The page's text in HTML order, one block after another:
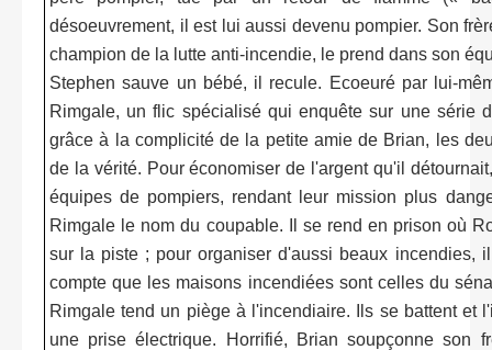
désoeuvrement, il est lui aussi devenu pompier. Son
champion de la lutte anti-incendie, le prend dans son
Stephen sauve un bébé, il recule. Ecoeuré par lui-
Rimgale, un flic spécialisé qui enquête sur une série
grâce à la complicité de la petite amie de Brian, les
de la vérité. Pour économiser de l'argent qu'il
équipes de pompiers, rendant leur mission plus
Rimgale le nom du coupable. Il se rend en prison où
sur la piste ; pour organiser d'aussi beaux incendies,
compte que les maisons incendiées sont celles du
Rimgale tend un piège à l'incendiaire. Ils se battent et
une prise électrique. Horrifié, Brian soupçonne son